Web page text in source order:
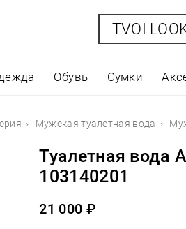
Обувь Сумки
TVOI
Мужская туалетная вода
Туалетная вода
103140201
21 000 ₽